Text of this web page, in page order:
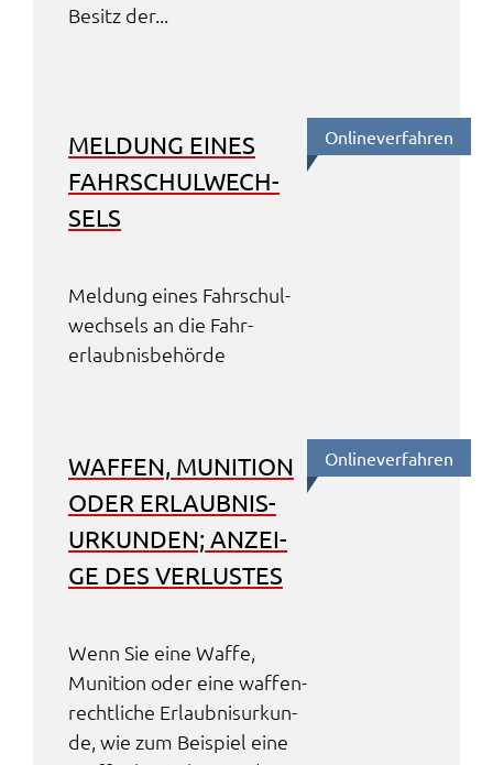
Besitz der...
MELDUNG EINES
FAHR­SCHUL­WECH­
SELS
Meldung eines Fahr­schul­
wech­sels an die Fahr­
erlaub­nis­be­hör­de
Online­ver­fah­ren
WAFFEN, MUNI­TI­ON
ODER ERLAUB­NIS­
UR­KUN­DEN; ANZEI­
GE DES VERLUS­TES
Wenn Sie eine Waffe,
Muni­ti­on oder eine waffen­
recht­li­che Erlaub­nis­ur­kun­
de, wie zum Beispiel eine
Online­ver­fah­ren